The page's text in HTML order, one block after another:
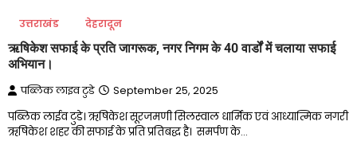
उत्तराखंड देहरादून
ऋषिकेश सफाई के प्रति जागरूक, नगर निगम के 40 वार्डों में चलाया सफाई
अभियान।
पब्लिक लाइव टुडे September 25, 2025
पब्लिक लाईव टुडे। ऋषिकेश सूरजमणी सिलस्वाल धार्मिक एवं आध्यात्मिक नगरी
ऋषिकेश शहर की सफाई के प्रति प्रतिबद्ध है। समर्पण के…